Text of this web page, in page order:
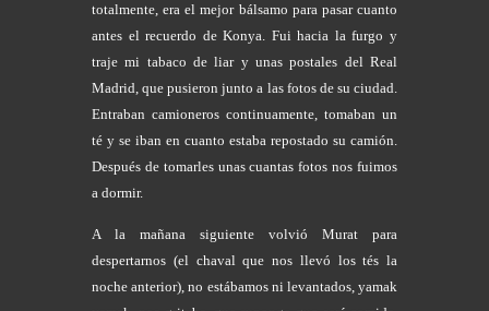
totalmente, era el mejor bálsamo para pasar cuanto
antes el recuerdo de Konya. Fui hacia la furgo y
traje mi tabaco de liar y unas postales del Real
Madrid, que pusieron junto a las fotos de su ciudad.
Entraban camioneros continuamente, tomaban un
té y se iban en cuanto estaba repostado su camión.
Después de tomarles unas cuantas fotos nos fuimos
a dormir.
A la mañana siguiente volvió Murat para
despertarnos (el chaval que nos llevó los tés la
noche anterior), no estábamos ni levantados, yamak